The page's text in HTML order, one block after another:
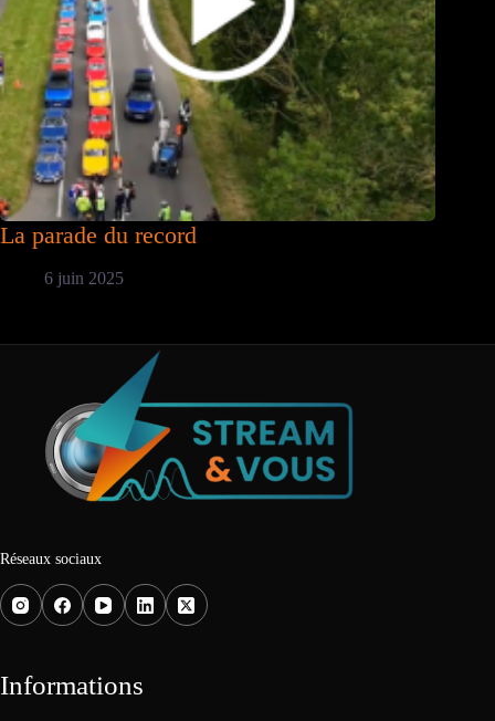
La parade du record
6 juin 2025
Réseaux sociaux
Informations